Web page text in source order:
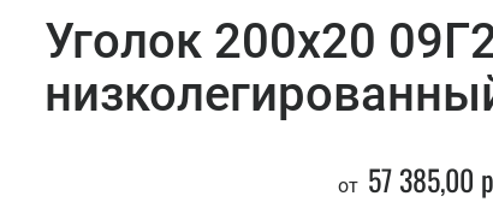
Уголок 200x20
от 57 385,00